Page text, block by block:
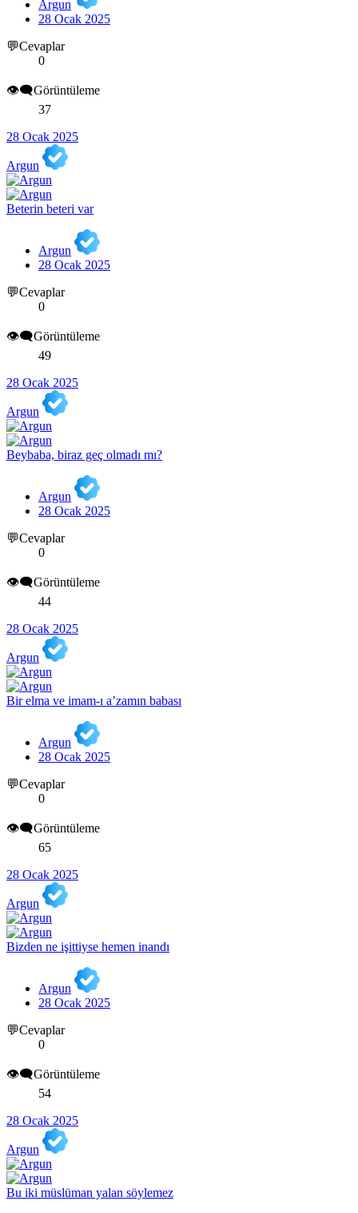
Argun
28 Ocak 2025
💬Cevaplar
0
👁️‍🗨️Görüntüleme
37
28 Ocak 2025
Argun
Beterin beteri var
Argun
28 Ocak 2025
💬Cevaplar
0
👁️‍🗨️Görüntüleme
49
28 Ocak 2025
Argun
Beybaba, biraz geç olmadı mı?
Argun
28 Ocak 2025
💬Cevaplar
0
👁️‍🗨️Görüntüleme
44
28 Ocak 2025
Argun
Bir elma ve imam-ı a’zamın babası
Argun
28 Ocak 2025
💬Cevaplar
0
👁️‍🗨️Görüntüleme
65
28 Ocak 2025
Argun
Bizden ne işittiyse hemen inandı
Argun
28 Ocak 2025
💬Cevaplar
0
👁️‍🗨️Görüntüleme
54
28 Ocak 2025
Argun
Bu iki müslüman yalan söylemez